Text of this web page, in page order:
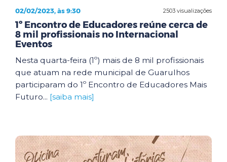
2503 visualizações
02/02/2023, às 9:30
1º Encontro de Educadores reúne cerca de
8 mil profissionais no Internacional
Eventos
Nesta quarta-feira (1º) mais de 8 mil profissionais
que atuam na rede municipal de Guarulhos
participaram do 1º Encontro de Educadores Mais
Futuro... [saiba mais]